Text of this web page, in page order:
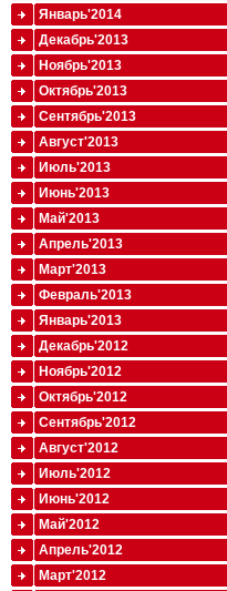
Январь'2014
Декабрь'2013
Ноябрь'2013
Октябрь'2013
Сентябрь'2013
Август'2013
Июль'2013
Июнь'2013
Май'2013
Апрель'2013
Март'2013
Февраль'2013
Январь'2013
Декабрь'2012
Ноябрь'2012
Октябрь'2012
Сентябрь'2012
Август'2012
Июль'2012
Июнь'2012
Май'2012
Апрель'2012
Март'2012